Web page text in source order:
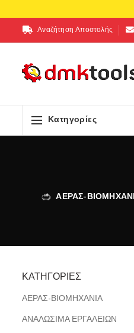
Αναζήτηση Αποστολής
Κατηγορίες
ΑΕΡΑΣ-
ΚΑΤΗΓΟΡΊΕΣ
ΑΕΡΑΣ-ΒΙΟΜΗΧΑΝΙΑ
ΑΝΑΛΩΣΙΜΑ ΕΡΓΑΛΕΙΩΝ